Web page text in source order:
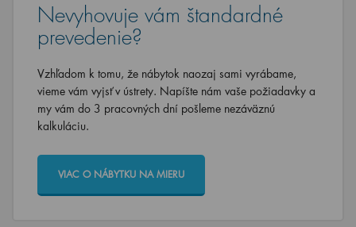
Nevyhovuje vám štandardné
prevedenie?
Vzhľadom k tomu, že nábytok naozaj sami vyrábame,
vieme vám vyjsť v ústrety. Napíšte nám vaše požiadavky a
my vám do 3 pracovných dní pošleme nezáväznú
kalkuláciu.
VIAC O NÁBYTKU NA MIERU